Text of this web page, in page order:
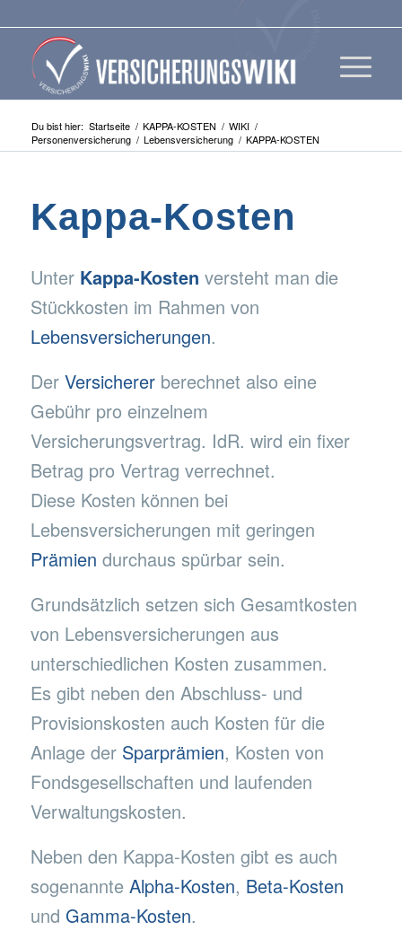
Du bist hier: Startseite / KAPPA-KOSTEN / WIKI /
Personenversicherung / Lebensversicherung / KAPPA-KOSTEN
Kappa-Kosten
Unter Kappa-Kosten versteht man die
Stückkosten im Rahmen von
Lebensversicherungen.
Der Versichererberechnet also eine
Gebühr pro einzelnem
Versicherungsvertrag. IdR. wird ein fixer
Betrag pro Vertrag verrechnet.
Diese Kosten können bei
Lebensversicherungen mit geringen
Prämien durchaus spürbar sein.
Grundsätzlich setzen sich Gesamtkosten
von Lebensversicherungen aus
unterschiedlichen Kosten zusammen.
Es gibt neben den Abschluss- und
Provisionskosten auch Kosten für die
Anlage der Sparprämien, Kosten von
Fondsgesellschaften und laufenden
Verwaltungskosten.
Neben den Kappa-Kosten gibt es auch
sogenannte Alpha-Kosten, Beta-Kosten
und Gamma-Kosten.